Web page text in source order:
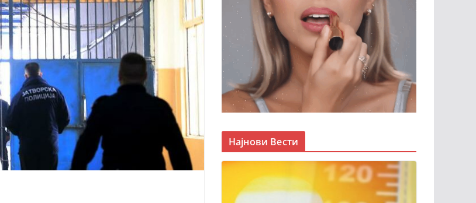
Најнови Вести